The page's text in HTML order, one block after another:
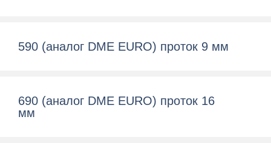
590 (аналог DME EURO) проток 9 мм
690 (аналог DME EURO) проток 16
мм